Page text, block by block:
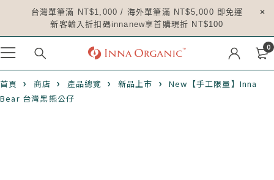
台灣單筆滿 NT$1,000 / 海外單筆滿 NT$5,000 即免運
新客輸入折扣碼innanew享首購現折 NT$100
0
首頁 商店 產品總覽 新品上市
New【手工限量】Inna
Bear 台灣黑熊公仔